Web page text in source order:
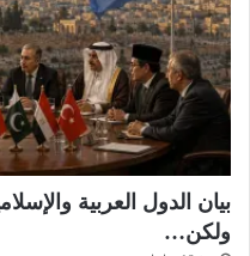
بيان الدول العربية
ولكن…